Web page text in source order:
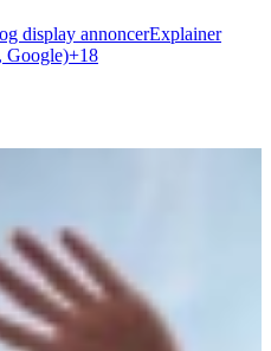
display annoncerExplainer
Google)+18